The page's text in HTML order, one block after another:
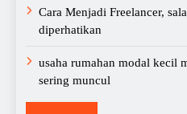
Cara Menjadi Freelancer,
diperhatikan
usaha rumahan modal kecil
sering muncul